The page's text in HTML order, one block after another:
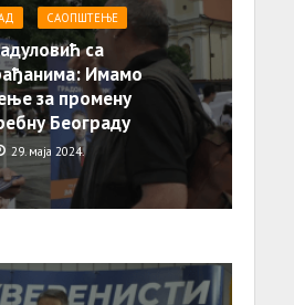
САОПШТЕЊE
са
Имамо
за промену
Београду
29. маја 2024.